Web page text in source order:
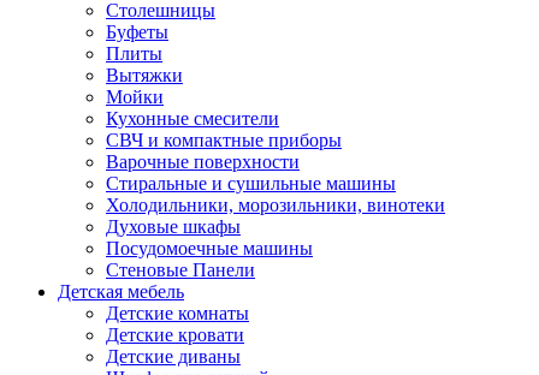
Столешницы
Буфеты
Плиты
Вытяжки
Мойки
Кухонные смесители
СВЧ и компактные приборы
Варочные поверхности
Стиральные и сушильные машины
Холодильники, морозильники, винотеки
Духовые шкафы
Посудомоечные машины
Стеновые Панели
Детская мебель
Детские комнаты
Детские кровати
Детские диваны